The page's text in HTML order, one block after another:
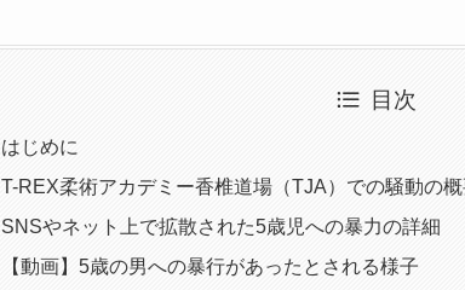
目次
はじめに
T-REX柔術アカデミー香椎道場（TJA）での騒動の
SNSやネット上で拡散された5歳児への暴力の詳細
【動画】5歳の男への暴行があったとされる様子